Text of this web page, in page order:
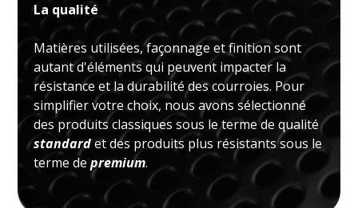
La qualité
Matières utilisées, façonnage et finition sont
autant d'éléments qui peuvent impacter la
résistance et la durabilité des courroies. Pour
simplifier votre choix, nous avons sélectionné
des produits classiques sous le terme de qualité
standardet des produits plus résistants sous le
terme depremium.